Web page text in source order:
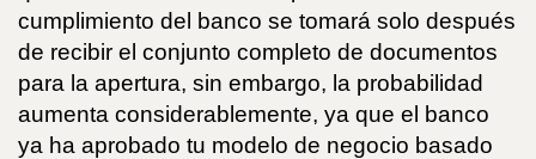
cumplimiento del banco se tomará solo después
de recibir el conjunto completo de documentos
para la apertura, sin embargo, la probabilidad
aumenta considerablemente, ya que el banco
ya ha aprobado tu modelo de negocio basado